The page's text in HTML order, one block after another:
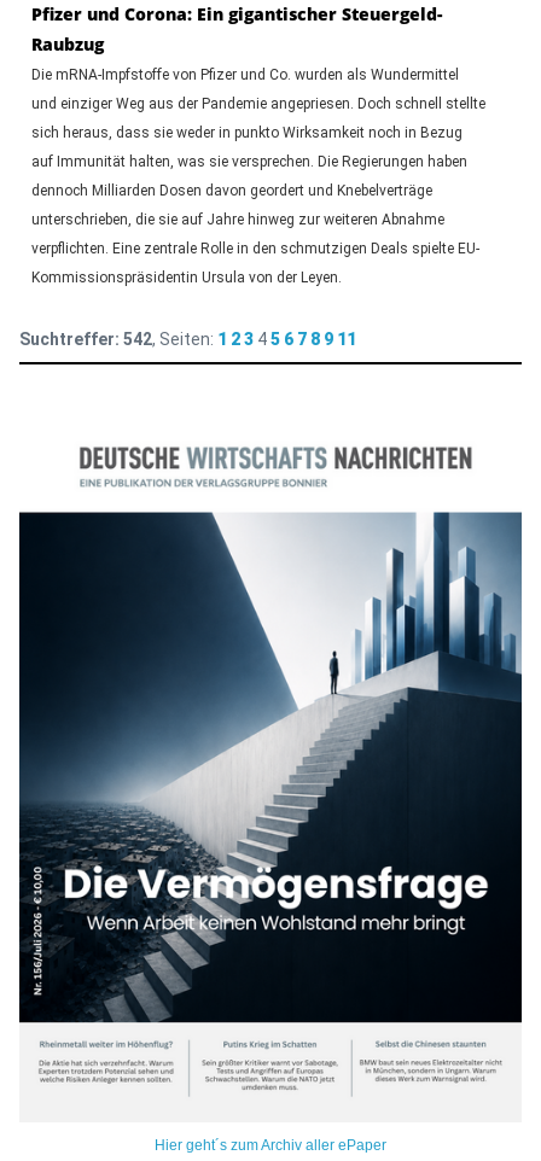
Pfizer und Corona: Ein gigantischer Steuergeld-
Raubzug
Die mRNA-Impfstoffe von Pfizer und Co. wurden als Wundermittel
und einziger Weg aus der Pandemie angepriesen. Doch schnell stellte
sich heraus, dass sie weder in punkto Wirksamkeit noch in Bezug
auf Immunität halten, was sie versprechen. Die Regierungen haben
dennoch Milliarden Dosen davon geordert und Knebelverträge
unterschrieben, die sie auf Jahre hinweg zur weiteren Abnahme
verpflichten. Eine zentrale Rolle in den schmutzigen Deals spielte EU-
Kommissionspräsidentin Ursula von der Leyen.
Suchtreffer: 542, Seiten: 1 2 3 4 5 6 7 8 9 11
Hier geht´s zum Archiv aller ePaper